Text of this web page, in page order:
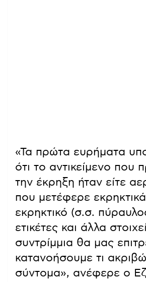
«Τα πρώτα ευρήματα
ότι το αντικείμενο που
την έκρηξη ήταν είτε
που μετέφερε
εκρηκτικό (σ.σ.
ετικέτες και άλλα
συντρίμμια θα μας
κατανοήσουμε τι
σύντομα», ανέφερε ο